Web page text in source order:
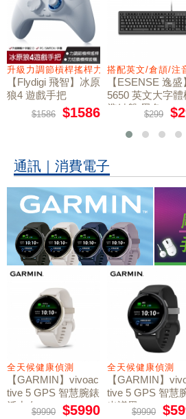
墊
升級力調節槓桿搖桿力切換扳機
【Flydigi 飛智】冰原
狼4 遊戲手把
$1586 $1586
搭配英文/倉頡/注
【ESENSE 逸盛
5650 英文大字體
準鍵盤 黑色
$299
通訊｜消費電子
全天候健康偵測
【GARMIN】vivoac
tive 5 GPS 智慧腕錶
活力白
$9990 $5990
全天候健康偵測
【GARMIN】
tive 5 GPS 智慧
光譜黑
$9990